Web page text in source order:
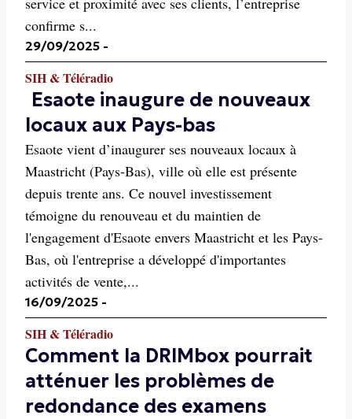
confirme s...
29/09/2025 -
SIH & Téléradio
Esaote inaugure de nouveaux
locaux aux Pays-bas
Esaote vient d’inaugurer ses nouveaux locaux à
Maastricht (Pays-Bas), ville où elle est présente
depuis trente ans. Ce nouvel investissement
témoigne du renouveau et du maintien de
l'engagement d'Esaote envers Maastricht et les Pays-
Bas, où l'entreprise a développé d'importantes
activités de vente,...
16/09/2025 -
SIH & Téléradio
Comment la DRIMbox pourrait
atténuer les problèmes de
redondance des examens